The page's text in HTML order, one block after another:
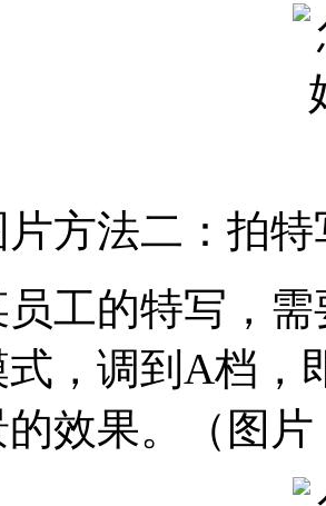
方法二：拍
员工的特写，
，调到A档，
的效果。（图